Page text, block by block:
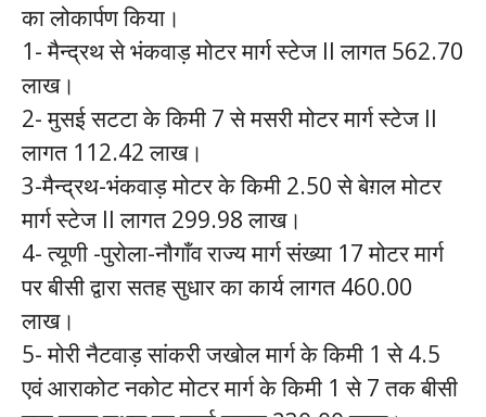
का लोकार्पण किया।
1- मैन्द्रथ से भंकवाड़ मोटर मार्ग स्टेज II लागत 562.70
लाख।
2- मुसई सटटा के किमी 7 से मसरी मोटर मार्ग स्टेज II
लागत 112.42 लाख।
3-मैन्द्रथ-भंकवाड़ मोटर के किमी 2.50 से बेग़ल मोटर
मार्ग स्टेज II लागत 299.98 लाख।
4- त्यूणी -पुरोला-नौगाँव राज्य मार्ग संख्या 17 मोटर मार्ग
पर बीसी द्वारा सतह सुधार का कार्य लागत 460.00
लाख।
5- मोरी नैटवाड़ सांकरी जखोल मार्ग के किमी 1 से 4.5
एवं आराकोट नकोट मोटर मार्ग के किमी 1 से 7 तक बीसी